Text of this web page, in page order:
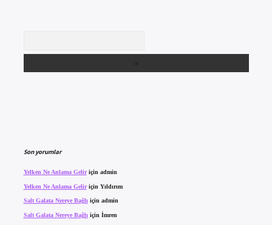
Son yorumlar
Yelken Ne Anlama Geliriçin admin
Yelken Ne Anlama Geliriçin Yıldırım
Salt Galata Nereye Bağlıiçin admin
Salt Galata Nereye Bağlı için İmren